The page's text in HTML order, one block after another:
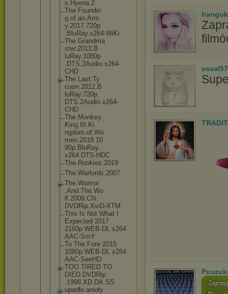
s.Hyena.2
The.Foundin
g.of.an.Arm
y.2017.720p
.BluRay.x264-WiKi
The.Grandma
ster.2013.B
luRay.1080p
.DTS.2Audio.x264-
CHD
The.Last.Ty
coon.2012.B
luRay.720p.
DTS.2Audio.x264-
CHD
The.Monkey.
King.III.Ki
ngdom.of.Wo
men.2018.10
80p.BluRay.
x264.DTS-HDC
The.Rookies.2019
The.Warlords.2007
The.Warrior
.And.The.Wo
lf.2009.CN.
DVDRip.XviD-XTM
This Is Not What I
Expected 2017
2160p WEB-DL x264
AAC-SmY
To The Fore 2015
1080p WEB-DL x264
AAC-SeeHD
TOO TIRED TO
DIED.DVDRip
.1998.XD.DA.SS
upadłe anioły